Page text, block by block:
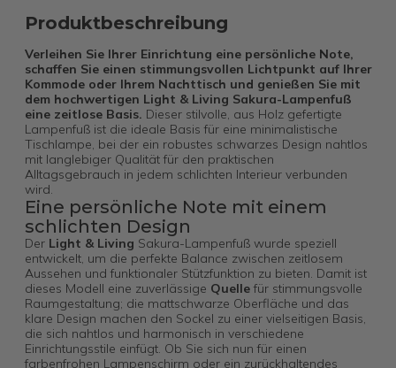
Produktbeschreibung
Verleihen Sie Ihrer Einrichtung eine persönliche Note,
schaffen Sie einen stimmungsvollen Lichtpunkt auf Ihrer
Kommode oder Ihrem Nachttisch und genießen Sie mit
dem hochwertigen Light & Living Sakura-Lampenfuß
eine zeitlose Basis. Dieser stilvolle, aus Holz gefertigte
Lampenfuß ist die ideale Basis für eine minimalistische
Tischlampe, bei der ein robustes schwarzes Design nahtlos
mit langlebiger Qualität für den praktischen
Alltagsgebrauch in jedem schlichten Interieur verbunden
wird.
Eine persönliche Note mit einem
schlichten Design
Der Light & Living Sakura-Lampenfuß wurde speziell
entwickelt, um die perfekte Balance zwischen zeitlosem
Aussehen und funktionaler Stützfunktion zu bieten. Damit ist
dieses Modell eine zuverlässige Quellefür stimmungsvolle
Raumgestaltung; die mattschwarze Oberfläche und das
klare Design machen den Sockel zu einer vielseitigen Basis,
die sich nahtlos und harmonisch in verschiedene
Einrichtungsstile einfügt. Ob Sie sich nun für einen
farbenfrohen Lampenschirm oder ein zurückhaltendes